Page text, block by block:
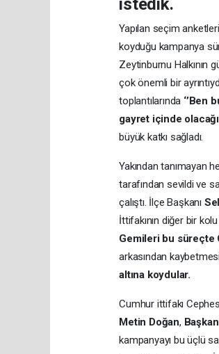
istedik.
Yapılan seçim
koyduğu kampanya
Zeytinburnu Halkının
çok önemli bir
toplantılarında ‘’Ben
gayret içinde
büyük katkı sağladı.
Yakından tanımayan
tarafından sevildi ve
çalıştı. İlçe Başkanı
İttifakının diğer bir kolu
Gemileri bu süreçte
arkasından
altına koydular.
Cumhur ittifakı
Metin Doğan,
kampanyayı bu üçlü